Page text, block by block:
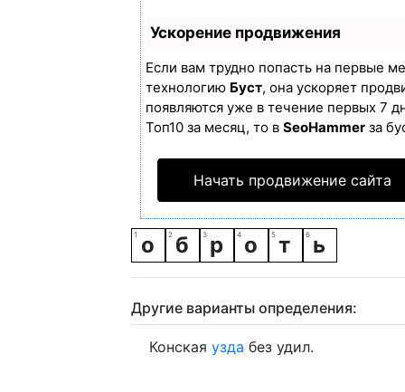
Ускорение продвижения
Если вам трудно попасть на первые
технологию Буст, она ускоряет
появляются уже в течение первых 7
Топ10 за месяц, то в SeoHammer за
Начать продвижение сайта
о б р о т ь
Другие варианты определения:
Конская узда без удил.